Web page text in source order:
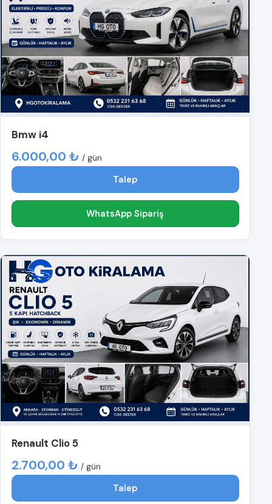
Bmw i4
6.000,00 ₺ / gün
Talep
WhatsApp Sipariş
Renault Clio 5
2.700,00 ₺ / gün
Talep